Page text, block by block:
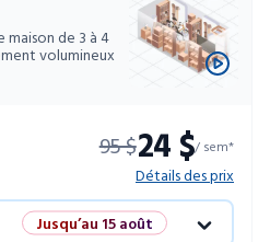
maison de 3 à 4
volumineux
95 $24 $/ sem*
Détails des prix
Jusqu’au 15 août